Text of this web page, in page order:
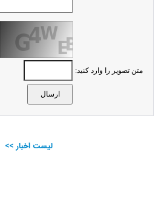
متن تصویر را وارد کنید:
لیست اخبار >>